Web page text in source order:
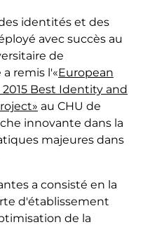
identités et des
avec succès au
de
remis l'«European
Best Identity and
au CHU de
innovante dans la
majeures dans
a consisté en la
d'établissement
de la